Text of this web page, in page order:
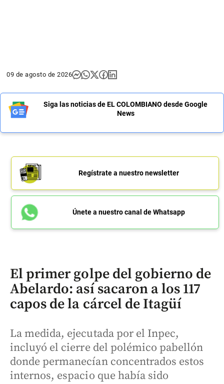
09 de agosto de 2026
Siga las noticias de EL COLOMBIANO desde Google
News
Regístrate a nuestro newsletter
Únete a nuestro canal de Whatsapp
El primer golpe del gobierno de
Abelardo: así sacaron a los 117
capos de la cárcel de Itagüí
La medida, ejecutada por el Inpec,
incluyó el cierre del polémico pabellón
donde permanecían concentrados estos
internos, espacio que había sido